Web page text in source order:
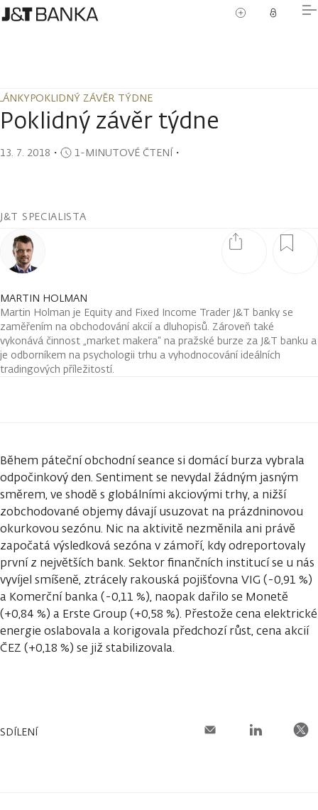
POKLIDNÝ ZÁVĚR TÝDNE
POKLIDNÝ ZÁVĚR TÝDNE
Poklidný závěr týdne
13. 7. 2018 ・ 1-MINUTOVÉ ČTENÍ・
J&T SPECIALISTA
MARTIN HOLMAN
Martin Holman je Equity and Fixed Income Trader J&T banky se
zaměřením na obchodování akcií a dluhopisů. Zároveň také
vykonává činnost „market makera“ na pražské burze za J&T banku a
je odborníkem na psychologii trhu a vyhodnocování ideálních
tradingových příležitostí.
Během páteční obchodní seance si domácí burza vybrala
odpočinkový den. Sentiment se nevydal žádným jasným
směrem, ve shodě s globálními akciovými trhy, a nižší
zobchodované objemy dávají usuzovat na prázdninovou
okurkovou sezónu. Nic na aktivitě nezměnila ani právě
započatá výsledková sezóna v zámoří, kdy odreportovaly
první z největších bank. Sektor finančních institucí se u nás
vyvíjel smíšeně, ztrácely rakouská pojišťovna VIG (-0,91 %)
a Komerční banka (-0,11 %), naopak dařilo se Monetě
(+0,84 %) a Erste Group (+0,58 %). Přestože cena elektrické
energie oslabovala a korigovala předchozí růst, cena akcií
ČEZ (+0,18 %) se již stabilizovala.
SDÍLENÍ